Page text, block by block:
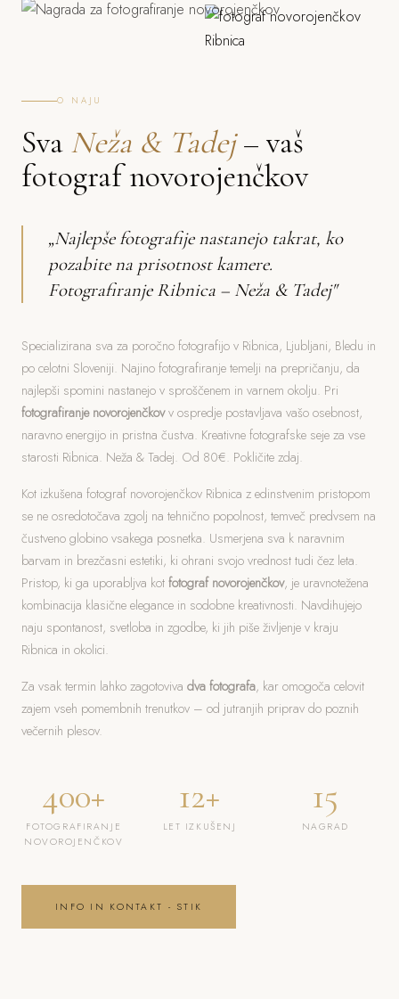
O NAJU
Sva Neža & Tadej– vaš
fotograf novorojenčkov
„Najlepše fotografije nastanejo takrat, ko
pozabite na prisotnost kamere.
Fotografiranje Ribnica – Neža & Tadej"
Specializirana sva za poročno fotografijo v Ribnica, Ljubljani, Bledu in
po celotni Sloveniji. Najino fotografiranje temelji na prepričanju, da
najlepši spomini nastanejo v sproščenem in varnem okolju. Pri
fotografiranje novorojenčkovv ospredje postavljava vašo osebnost,
naravno energijo in pristna čustva. Kreativne fotografske seje za vse
starosti Ribnica. Neža & Tadej. Od 80€. Pokličite zdaj.
Kot izkušena fotograf novorojenčkov Ribnica z edinstvenim pristopom
se ne osredotočava zgolj na tehnično popolnost, temveč predvsem na
čustveno globino vsakega posnetka. Usmerjena sva k naravnim
barvam in brezčasni estetiki, ki ohrani svojo vrednost tudi čez leta.
Pristop, ki ga uporabljva kot fotograf novorojenčkov, je uravnotežena
kombinacija klasične elegance in sodobne kreativnosti. Navdihujejo
naju spontanost, svetloba in zgodbe, ki jih piše življenje v kraju
Ribnica in okolici.
Za vsak termin lahko zagotoviva dva fotografa, kar omogoča celovit
zajem vseh pomembnih trenutkov – od jutranjih priprav do poznih
večernih plesov.
400+
FOTOGRAFIRANJE
NOVOROJENČKOV
12+
LET IZKUŠENJ
15
NAGRAD
INFO IN KONTAKT - STIK